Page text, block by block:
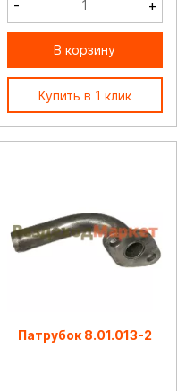
- +
В корзину
Купить в 1 клик
Патрубок 8.01.013-2